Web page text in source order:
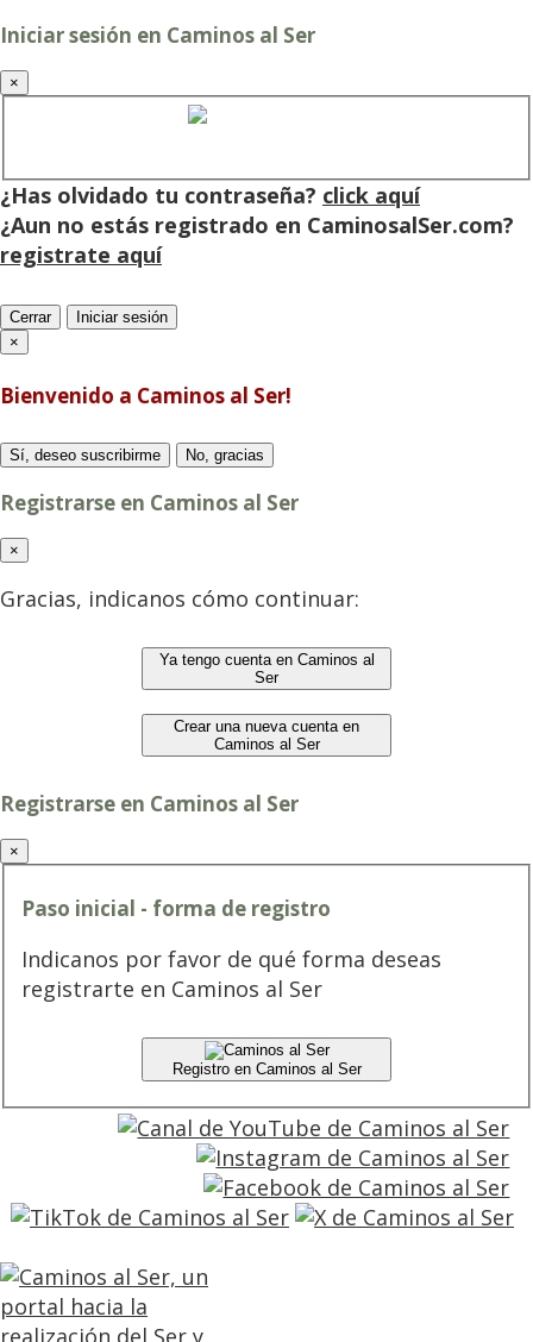
Iniciar sesión en Caminos al Ser
×
¿Has olvidado tu contraseña? click aquí
¿Aun no estás registrado en CaminosalSer.com?
registrate aquí
Cerrar
Iniciar sesión
×
Bienvenido a Caminos al Ser!
Sí, deseo suscribirme No, gracias
Registrarse en Caminos al Ser
×
Gracias, indicanos cómo continuar:
Ya tengo cuenta en Caminos al
Ser
Crear una nueva cuenta en
Caminos al Ser
Registrarse en Caminos al Ser
×
Paso inicial - forma de registro
Indicanos por favor de qué forma deseas
registrarte en Caminos al Ser
Registro en Caminos al Ser